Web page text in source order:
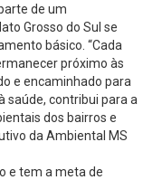
de um
Grosso do Sul se
básico. “Cada
próximo às
e encaminhado para
saúde, contribui para a
dos bairros e
da Ambiental MS
e tem a meta de